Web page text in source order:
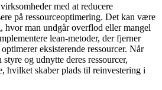
med at reducere
på ressourceoptimering. Det kan være
hvor man undgår overflod eller mangel
lean-metoder, der fjerner
eksisterende ressourcer. Når
og udnytte deres ressourcer,
hvilket skaber plads til reinvestering i